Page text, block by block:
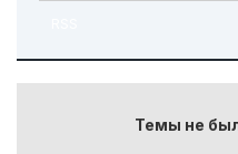
Темы не